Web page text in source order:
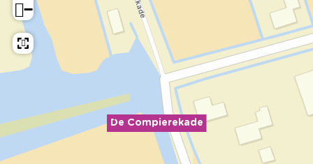
De Compierekade
−